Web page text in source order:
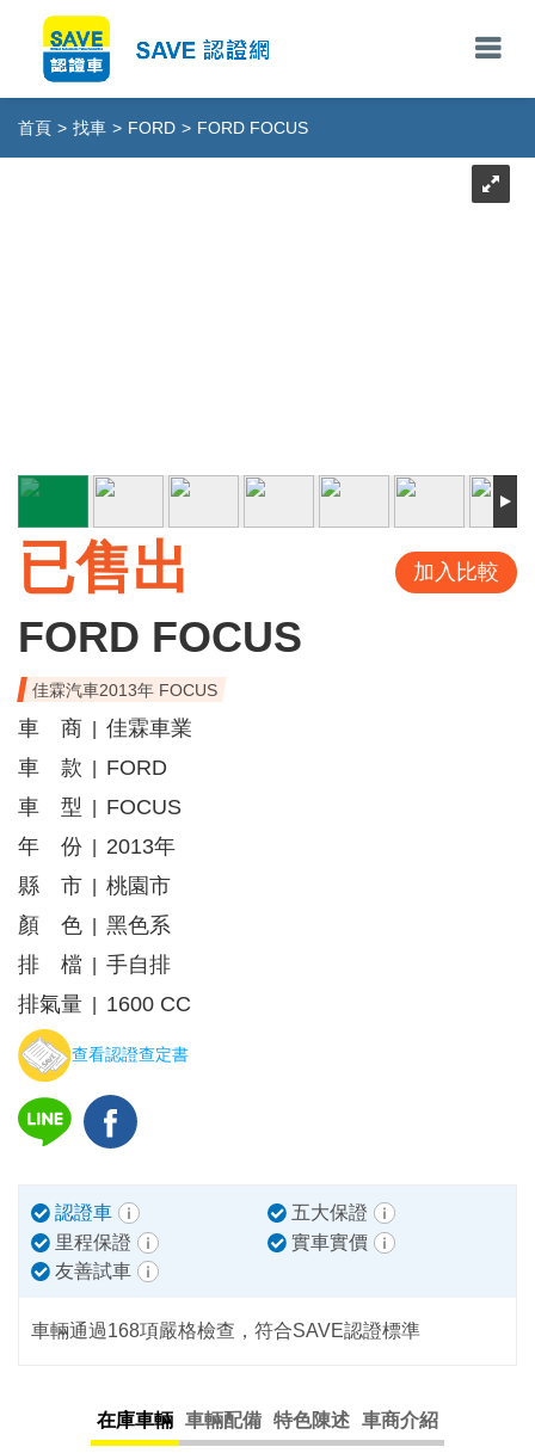
首頁 > 找車 > FORD > FORD FOCUS
已售出 加入比較
FORD FOCUS
佳霖汽車2013年 FOCUS
車 商
佳霖車業
車 款
FORD
車 型
FOCUS
年 份
2013年
縣 市
桃園市
顏 色
黑色系
排 檔
手自排
排氣量
1600 CC
查看認證查定書
認證車
五大保證
里程保證
實車實價
友善試車
車輛通過168項嚴格檢查，符合SAVE認證標準
在庫車輛 車輛配備 特色陳述 車商介紹